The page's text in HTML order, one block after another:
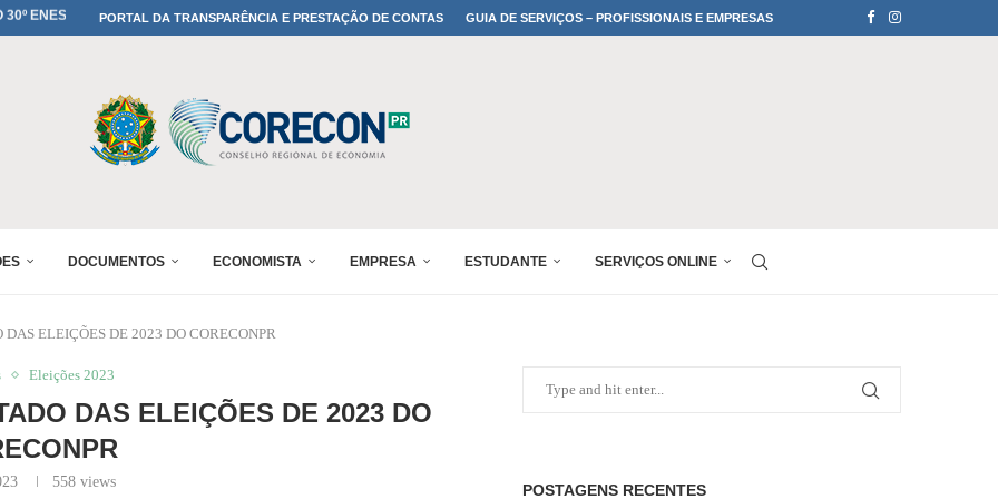
NO 30º ENESULPORTAL DA TRANSPARÊNCIA E PRESTAÇÃO DE CONTAS GUIA DE SERVIÇOS – PROFISSIONAIS E EMPRESAS
DOCUMENTOS ECONOMISTA EMPRESA ESTUDANTE SERVIÇOS ONLINE
ELEIÇÕES DE 2023 DO CORECONPR
Eleições 2023
DAS ELEIÇÕES DE 2023 DO
558 views POSTAGENS RECENTES